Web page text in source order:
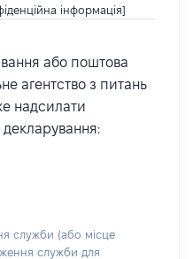
інформація]
або поштова
агентство з питань
надсилати
служби (або місце
служби для